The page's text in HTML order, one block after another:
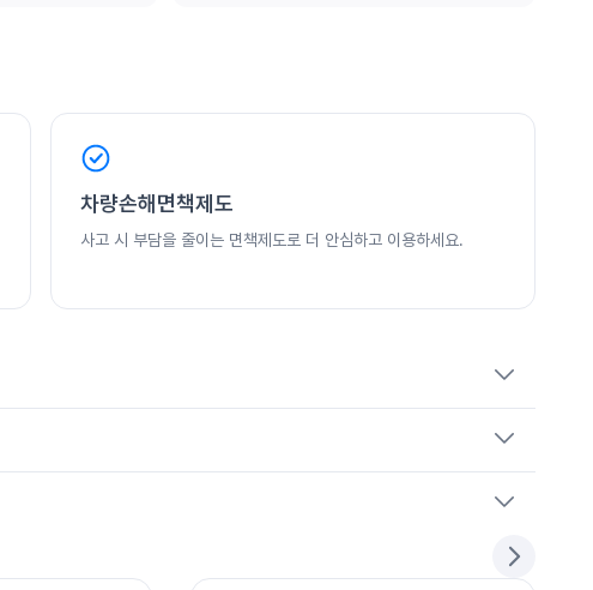
차량손해면책제도
사고 시 부담을 줄이는 면책제도로 더 안심하고 이용하세요.